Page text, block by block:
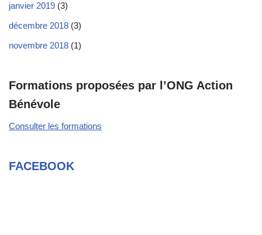
janvier 2019 (3)
décembre 2018 (3)
novembre 2018 (1)
Formations proposées par l’ONG Action
Bénévole
Consulter les formations
FACEBOOK